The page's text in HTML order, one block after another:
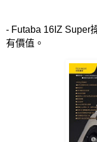
- Futaba 16IZ Super
有價值。